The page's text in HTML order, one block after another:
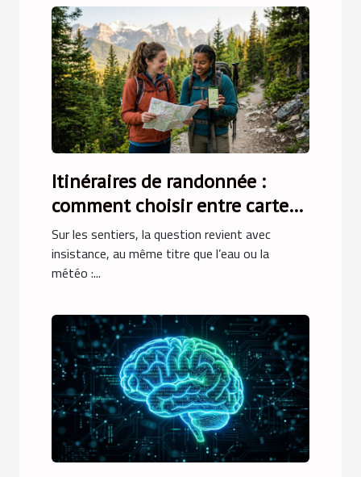
Itinéraires de randonnée :
comment choisir entre carte
papier et navigation
numérique
Sur les sentiers, la question revient avec
insistance, au même titre que l’eau ou la
météo :...